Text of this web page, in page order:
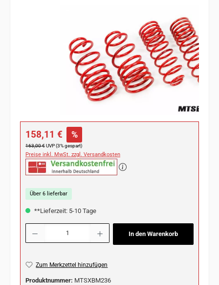
Verkaufspreis:
158,11 € %
Regulärer Preis:
163,00 €UVP (3% gespart)
Preise inkl. MwSt. zzgl. Versandkosten
Über 6 lieferbar
**Lieferzeit: 5-10 Tage
Produkt Anzahl: Gib den gewünschten Wert ein oder benutze die Schaltflächen
In den Warenkorb
Zum Merkzettel hinzufügen
Produktnummer: MTSXBM236